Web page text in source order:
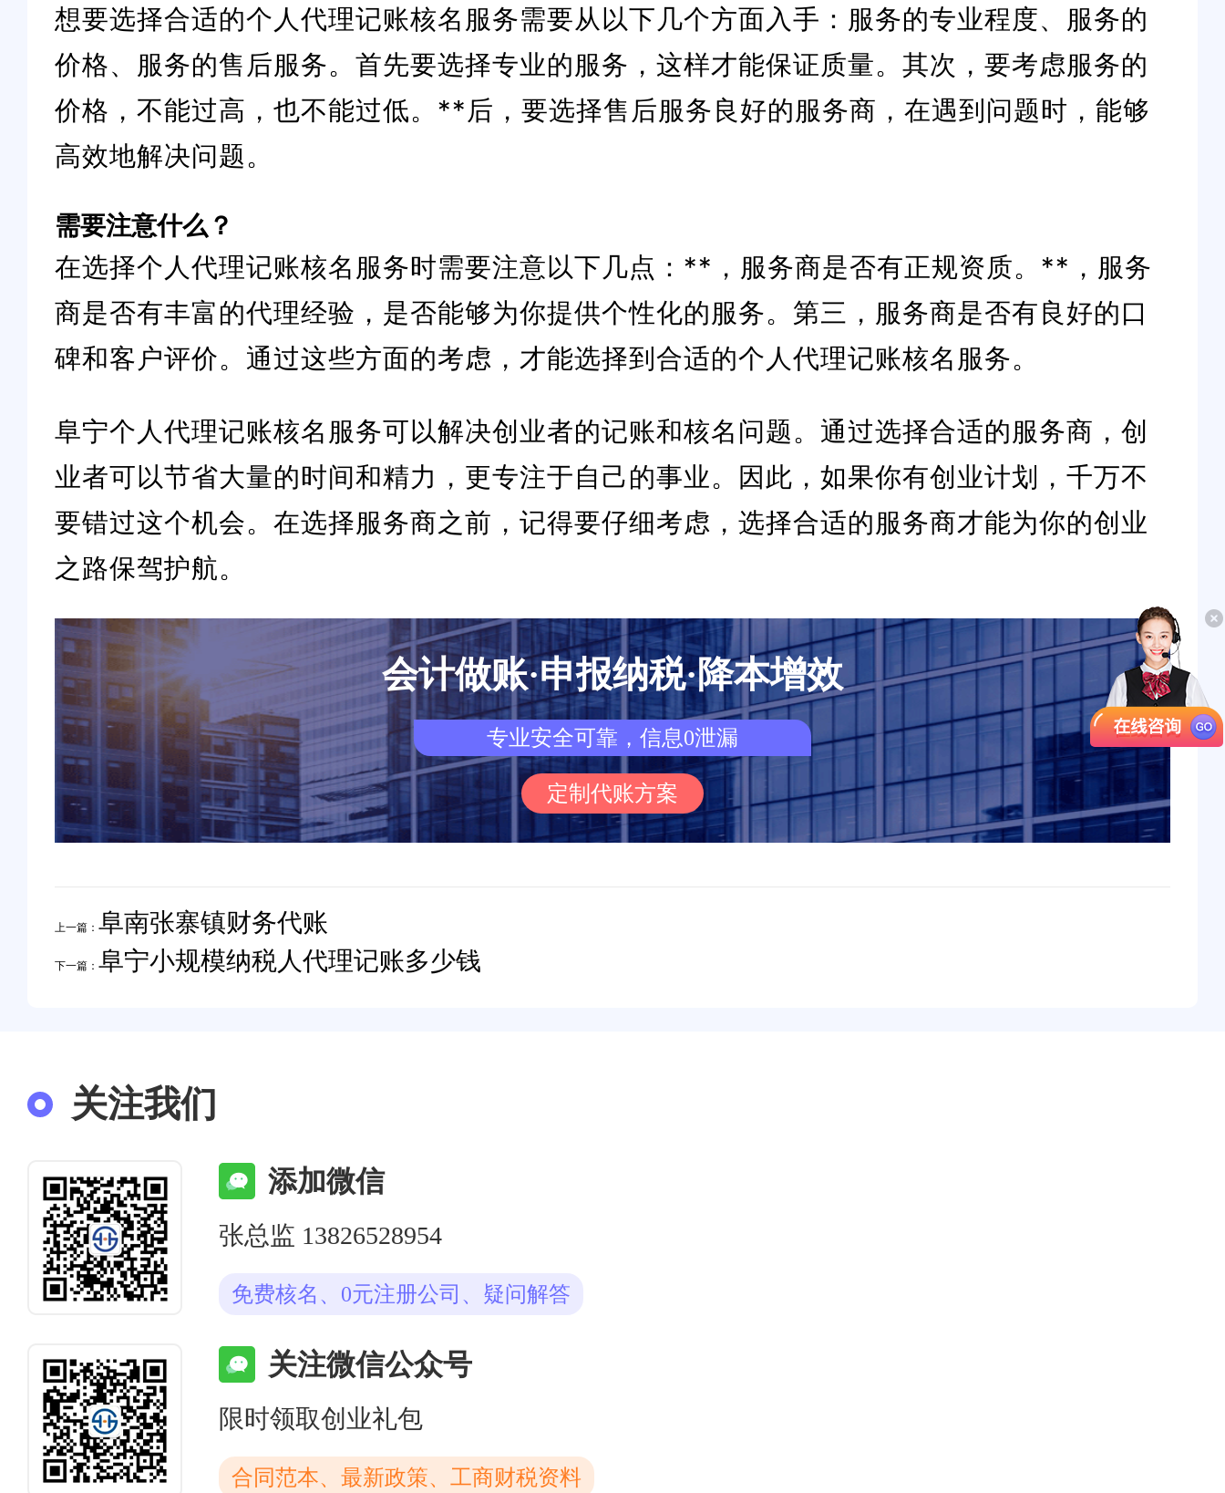
想要选择合适的个人代理记账核名服务需要从以下几个方面入手：服务的专业程度、服务的
价格、服务的售后服务。首先要选择专业的服务，这样才能保证质量。其次，要考虑服务的
价格，不能过高，也不能过低。**后，要选择售后服务良好的服务商，在遇到问题时，能够
高效地解决问题。
需要注意什么？
在选择个人代理记账核名服务时需要注意以下几点：**，服务商是否有正规资质。**，服务
商是否有丰富的代理经验，是否能够为你提供个性化的服务。第三，服务商是否有良好的口
碑和客户评价。通过这些方面的考虑，才能选择到合适的个人代理记账核名服务。
阜宁个人代理记账核名服务可以解决创业者的记账和核名问题。通过选择合适的服务商，创
业者可以节省大量的时间和精力，更专注于自己的事业。因此，如果你有创业计划，千万不
要错过这个机会。在选择服务商之前，记得要仔细考虑，选择合适的服务商才能为你的创业
之路保驾护航。
会计做账·申报纳税·降本增效
专业安全可靠，信息0泄漏
定制代账方案
上一篇： 阜南张寨镇财务代账
下一篇： 阜宁小规模纳税人代理记账多少钱
关注我们
添加微信
张总监 13826528954
免费核名、0元注册公司、疑问解答
关注微信公众号
限时领取创业礼包
合同范本、最新政策、工商财税资料